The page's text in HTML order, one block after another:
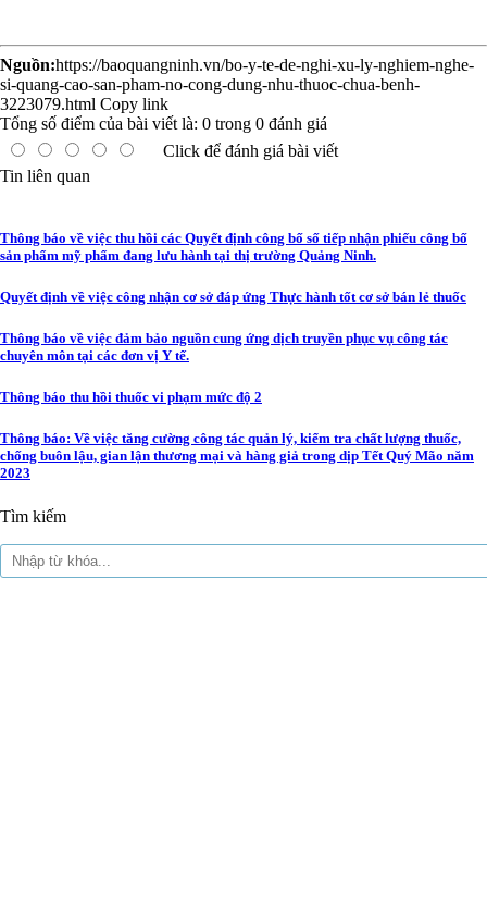
Nguồn:https://baoquangninh.vn/bo-y-te-de-nghi-xu-ly-nghiem-nghe-
si-quang-cao-san-pham-no-cong-dung-nhu-thuoc-chua-benh-
3223079.html Copy link
Tổng số điểm của bài viết là: 0 trong 0 đánh giá
Click để đánh giá bài viết
Tin liên quan
Thông báo về việc thu hồi các Quyết định công bố số tiếp nhận phiếu công bố
sản phẩm mỹ phẩm đang lưu hành tại thị trường Quảng Ninh.
Quyết định về việc công nhận cơ sở đáp ứng Thực hành tốt cơ sở bán lẻ thuốc
Thông báo về việc đảm bảo nguồn cung ứng dịch truyền phục vụ công tác
chuyên môn tại các đơn vị Y tế.
Thông báo thu hồi thuốc vi phạm mức độ 2
Thông báo: Về việc tăng cường công tác quản lý, kiểm tra chất lượng thuốc,
chống buôn lậu, gian lận thương mại và hàng giả trong dịp Tết Quý Mão năm
2023
Tìm kiếm